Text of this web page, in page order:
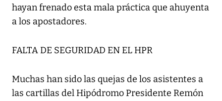
hayan frenado esta mala práctica que ahuyenta
a los apostadores.
FALTA DE SEGURIDAD EN EL HPR
Muchas han sido las quejas de los asistentes a
las cartillas del Hipódromo Presidente Remón